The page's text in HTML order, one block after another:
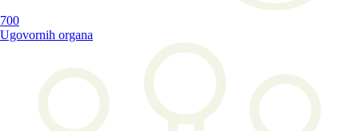
700
Ugovornih organa